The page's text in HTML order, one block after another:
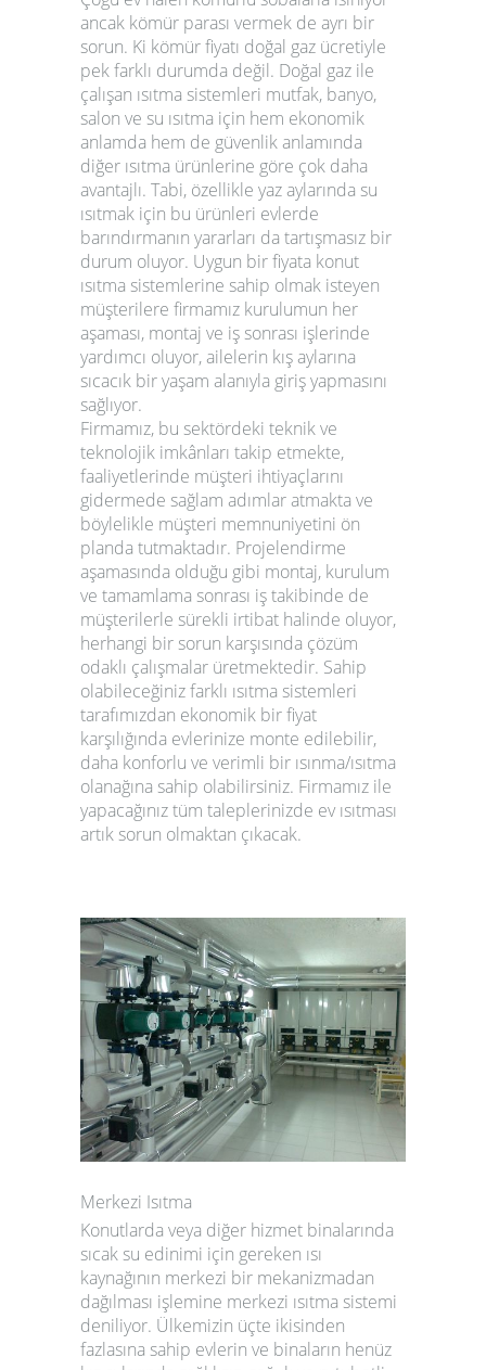
ancak kömür parası vermek de ayrı bir
sorun. Ki kömür fiyatı doğal gaz ücretiyle
pek farklı durumda değil. Doğal gaz ile
çalışan ısıtma sistemleri mutfak, banyo,
salon ve su ısıtma için hem ekonomik
anlamda hem de güvenlik anlamında
diğer ısıtma ürünlerine göre çok daha
avantajlı. Tabi, özellikle yaz aylarında su
ısıtmak için bu ürünleri evlerde
barındırmanın yararları da tartışmasız bir
durum oluyor. Uygun bir fiyata konut
ısıtma sistemlerine sahip olmak isteyen
müşterilere firmamız kurulumun her
aşaması, montaj ve iş sonrası işlerinde
yardımcı oluyor, ailelerin kış aylarına
sıcacık bir yaşam alanıyla giriş yapmasını
sağlıyor.
Firmamız, bu sektördeki teknik ve
teknolojik imkânları takip etmekte,
faaliyetlerinde müşteri ihtiyaçlarını
gidermede sağlam adımlar atmakta ve
böylelikle müşteri memnuniyetini ön
planda tutmaktadır. Projelendirme
aşamasında olduğu gibi montaj, kurulum
ve tamamlama sonrası iş takibinde de
müşterilerle sürekli irtibat halinde oluyor,
herhangi bir sorun karşısında çözüm
odaklı çalışmalar üretmektedir. Sahip
olabileceğiniz farklı ısıtma sistemleri
tarafımızdan ekonomik bir fiyat
karşılığında evlerinize monte edilebilir,
daha konforlu ve verimli bir ısınma/ısıtma
olanağına sahip olabilirsiniz. Firmamız ile
yapacağınız tüm taleplerinizde ev ısıtması
artık sorun olmaktan çıkacak.
Merkezi Isıtma
Konutlarda veya diğer hizmet binalarında
sıcak su edinimi için gereken ısı
kaynağının merkezi bir mekanizmadan
dağılması işlemine merkezi ısıtma sistemi
deniliyor. Ülkemizin üçte ikisinden
fazlasına sahip evlerin ve binaların henüz